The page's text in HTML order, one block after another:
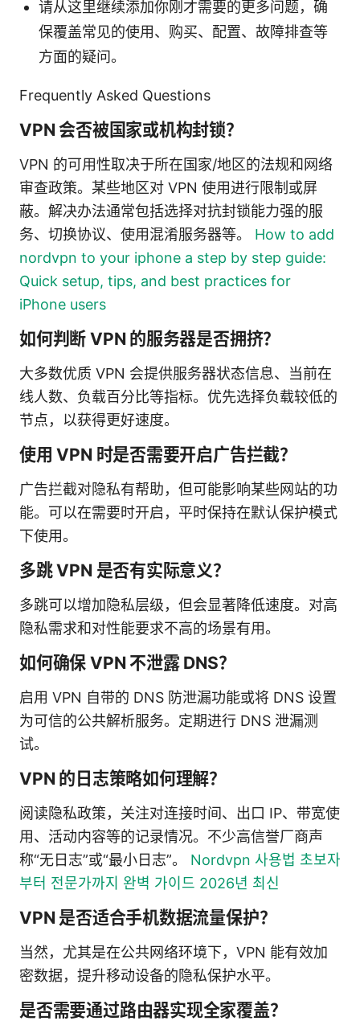
请从这里继续添加你刚才需要的更多问题，确
保覆盖常见的使用、购买、配置、故障排查等
方面的疑问。
Frequently Asked Questions
VPN 会否被国家或机构封锁？
VPN 的可用性取决于所在国家/地区的法规和网络
审查政策。某些地区对 VPN 使用进行限制或屏
蔽。解决办法通常包括选择对抗封锁能力强的服
务、切换协议、使用混淆服务器等。 How to add
nordvpn to your iphone a step by step guide:
Quick setup, tips, and best practices for
iPhone users
如何判断 VPN 的服务器是否拥挤？
大多数优质 VPN 会提供服务器状态信息、当前在
线人数、负载百分比等指标。优先选择负载较低的
节点，以获得更好速度。
使用 VPN 时是否需要开启广告拦截？
广告拦截对隐私有帮助，但可能影响某些网站的功
能。可以在需要时开启，平时保持在默认保护模式
下使用。
多跳 VPN 是否有实际意义？
多跳可以增加隐私层级，但会显著降低速度。对高
隐私需求和对性能要求不高的场景有用。
如何确保 VPN 不泄露 DNS？
启用 VPN 自带的 DNS 防泄漏功能或将 DNS 设置
为可信的公共解析服务。定期进行 DNS 泄漏测
试。
VPN 的日志策略如何理解？
阅读隐私政策，关注对连接时间、出口 IP、带宽使
用、活动内容等的记录情况。不少高信誉厂商声
称“无日志”或“最小日志”。 Nordvpn 사용법 초보자
부터 전문가까지 완벽 가이드 2026년 최신
VPN 是否适合手机数据流量保护？
当然，尤其是在公共网络环境下，VPN 能有效加
密数据，提升移动设备的隐私保护水平。
是否需要通过路由器实现全家覆盖？